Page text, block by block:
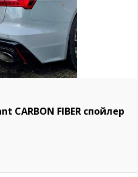
CARBON FIBER спойлер